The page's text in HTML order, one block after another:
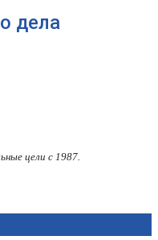
дела
цели с 1987.